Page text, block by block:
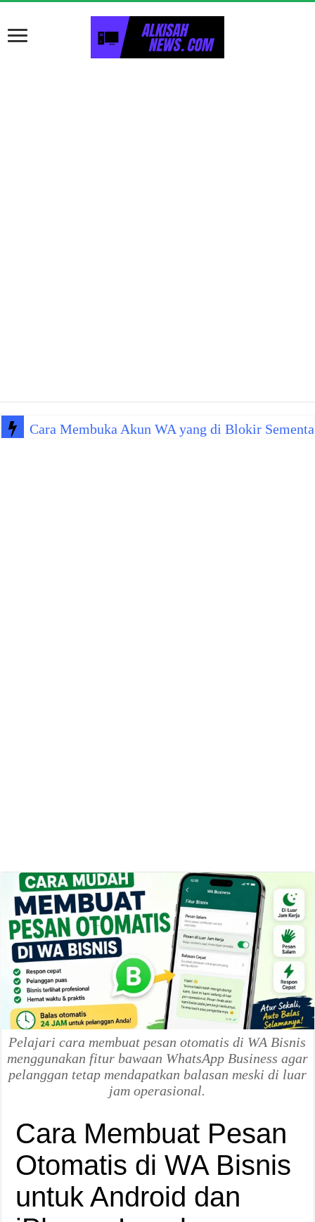
Cara Membuka Akun WA yang di Blokir
Kenapa WA Kena Blokir Sementara? Ini
Pelajari cara membuat pesan otomatis di WA Bisnis
menggunakan fitur bawaan WhatsApp Business agar
pelanggan tetap mendapatkan balasan meski di luar
jam operasional.
Cara Membuat Pesan
Otomatis di WA Bisnis
untuk Android dan